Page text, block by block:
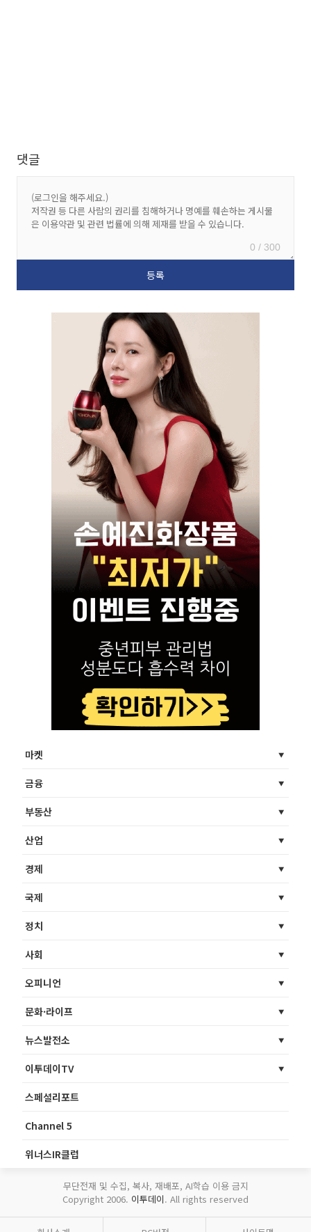
댓글
0 / 300
마켓
금융
부동산
산업
경제
국제
정치
사회
오피니언
문화·라이프
뉴스발전소
이투데이TV
스페셜리포트
Channel 5
위너스IR클럽
무단전재 및 수집, 복사, 재배포, AI학습 이용 금지
Copyright 2006. 이투데이. All rights reserved